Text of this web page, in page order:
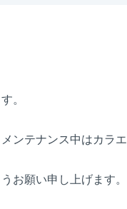
。
ンテナンス中はカラ
お願い申し上げます。